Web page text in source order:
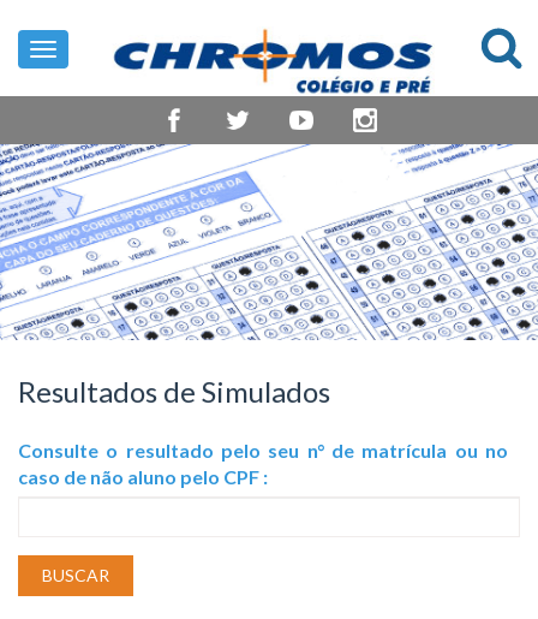
Toggle
navigation
Resultados de Simulados
Consulte o resultado pelo seu n° de matrícula ou no
caso de não aluno pelo CPF :
BUSCAR